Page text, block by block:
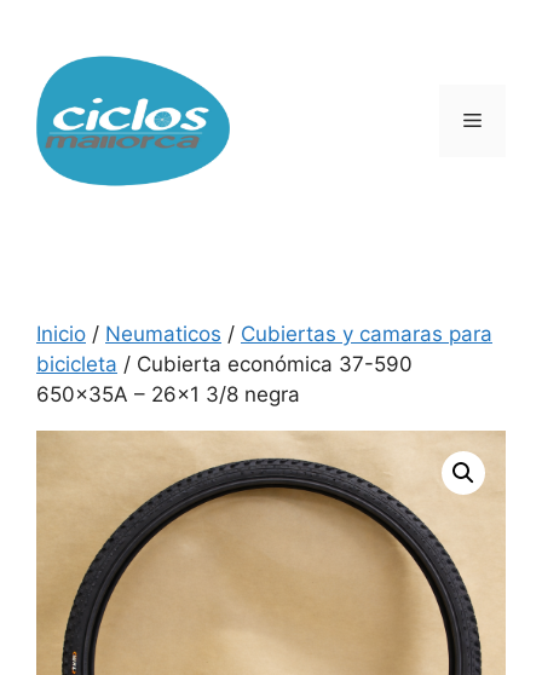
contenido
Menú
Inicio / Neumaticos / Cubiertas y camaras para
bicicleta / Cubierta económica 37-590
650x35A – 26×1 3/8 negra